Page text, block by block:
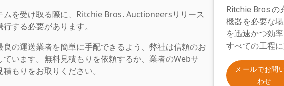
ムを受け取る際に、Ritchie Bros. Auctioneersリリース
する必要があります。
良の運送業者を簡単に手配できるよう、弊社は信頼のお
ています。無料見積もりを依頼するか、業者のWebサ
もりをお取りください。
Ritchie Bros.の
機器を必要な
を迅速かつ効
すべての工程
メールでお問
わせ